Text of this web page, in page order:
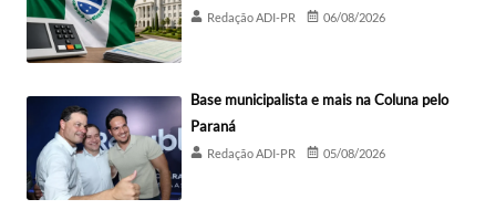
Redação ADI-PR 06/08/2026
Base municipalista e mais na Coluna pelo
Paraná
Redação ADI-PR 05/08/2026